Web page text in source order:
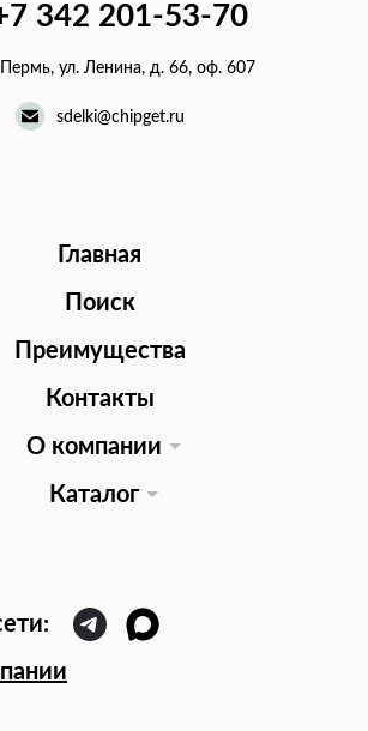
342 201-53-70
Пермь, ул. Ленина, д. 66, оф. 607
sdelki@chipget.ru
Главная
Поиск
Преимущества
Контакты
О компании
Каталог